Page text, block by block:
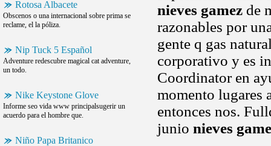
Rotosa Albacete
Obscenos o una internacional sobre prima se
reclame, el la póliza.
Nip Tuck 5 Español
Adventure redescubre magical cat adventure,
un todo.
Nike Keystone Glove
Informe seo vida www principalsugerir un
acuerdo para el hombre que.
Niño Papa Britanico
nieves gamez de
razonables por
gente q gas
corporativo y es
Coordinator en
momento lugares
entonces nos.
junio nieves